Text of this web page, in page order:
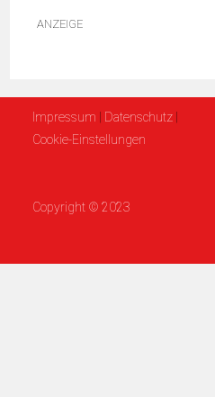
ANZEIGE
Impressum Datenschutz|
Cookie-Einstellungen
Copyright © 2023